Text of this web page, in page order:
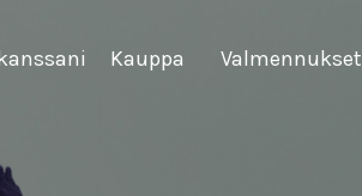
Kauppa Valmennukset